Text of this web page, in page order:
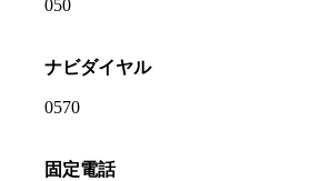
050
ナビダイヤル
0570
固定電話